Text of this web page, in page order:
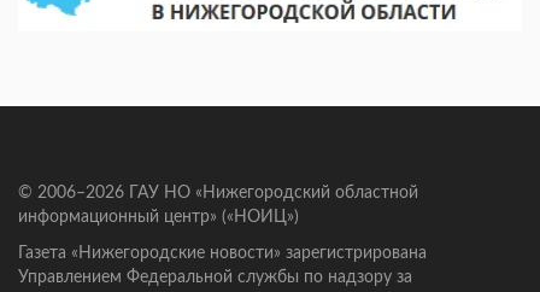
© 2006–2026 ГАУ НО «Нижегородский областной
информационный центр» («НОИЦ»)
Газета «Нижегородские новости» зарегистрирована
Управлением Федеральной службы по надзору за